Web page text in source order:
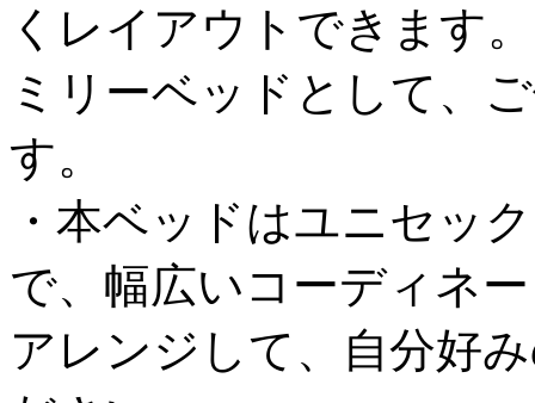
くレイアウトできます
ミリーベッドとして、
す。
・本ベッドはユニセッ
で、幅広いコーディネ
アレンジして、自分好